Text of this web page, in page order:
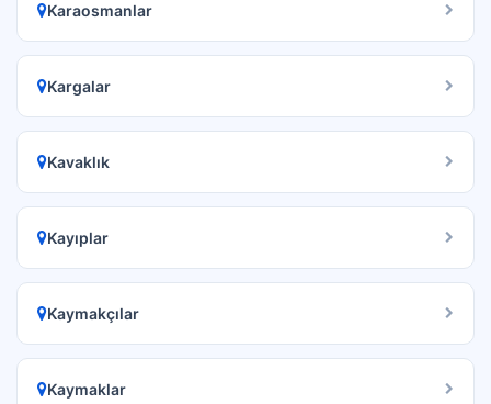
Karaosmanlar
Kargalar
Kavaklık
Kayıplar
Kaymakçılar
Kaymaklar